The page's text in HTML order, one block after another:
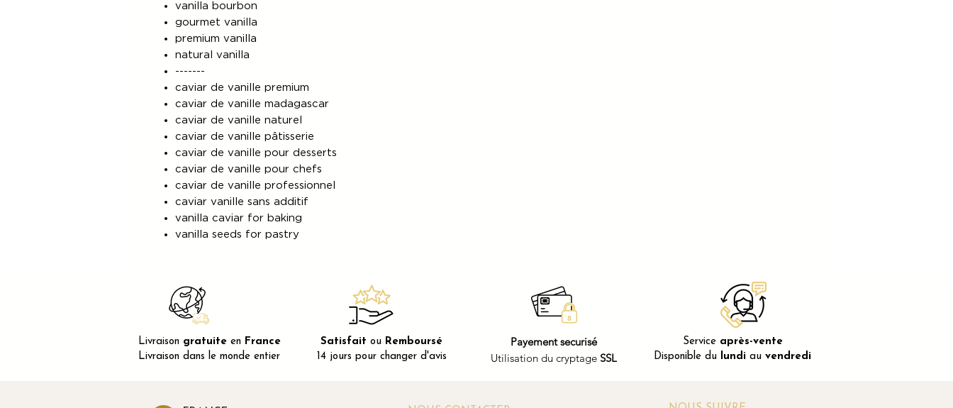
vanilla bourbon
gourmet vanilla
premium vanilla
natural vanilla
-------
caviar de vanille premium
caviar de vanille madagascar
caviar de vanille naturel
caviar de vanille pâtisserie
caviar de vanille pour desserts
caviar de vanille pour chefs
caviar de vanille professionnel
caviar vanille sans additif
vanilla caviar for baking
vanilla seeds for pastry
Livraison gratuite en France
Livraison dans le monde entier
Satisfait ou Remboursé
14 jours pour changer d'avis
Payement securisé
Utilisation du cryptage SSL
Service après-vente
Disponible du lundi au vendredi